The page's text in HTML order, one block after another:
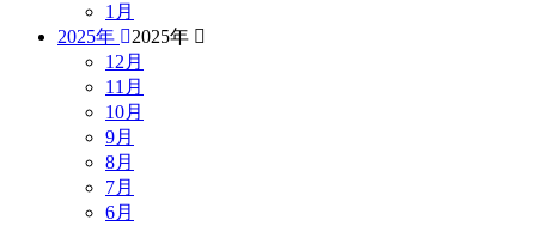
1月
2025年
2025年
12月
11月
10月
9月
8月
7月
6月